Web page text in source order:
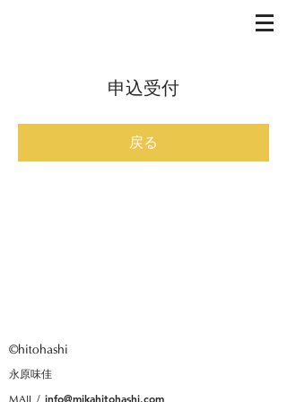
申込受付
戻る
©︎hitohashi
永原味佳
info@mikahitohashi.com